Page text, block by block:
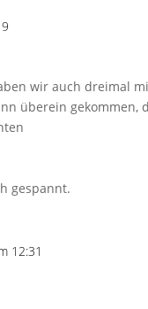
wir auch dreimal
überein
gespannt.
12:31